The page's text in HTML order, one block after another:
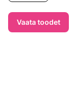
Vaata toodet